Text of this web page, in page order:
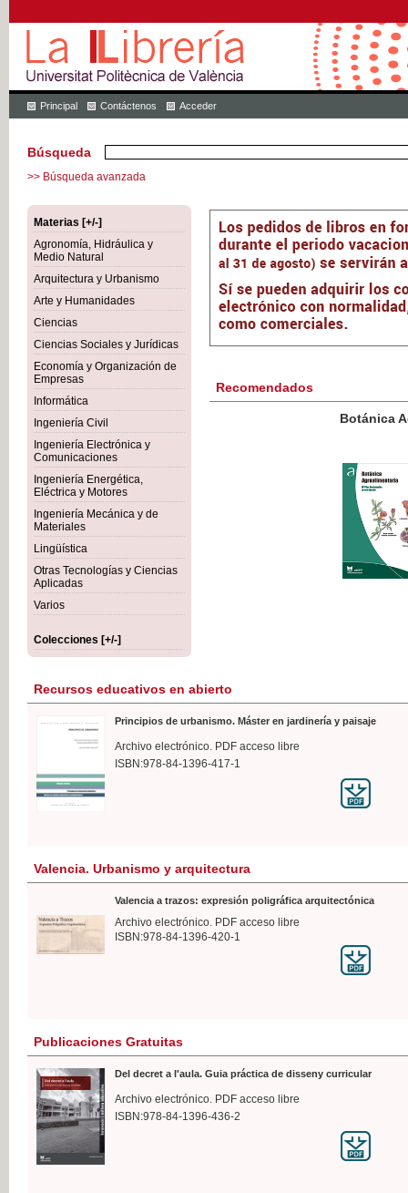
Principal Contáctenos Acceder
Búsqueda
>> Búsqueda avanzada
Materias [+/-]
Agronomía, Hidráulica y
Medio Natural
Arquitectura y Urbanismo
Arte y Humanidades
Ciencias
Ciencias Sociales y Jurídicas
Economía y Organización de
Empresas
Informática
Ingeniería Civil
Ingeniería Electrónica y
Comunicaciones
Ingeniería Energética,
Eléctrica y Motores
Ingeniería Mecánica y de
Materiales
Lingüística
Otras Tecnologías y Ciencias
Aplicadas
Varios
Colecciones [+/-]
Recomendados
Botánica Agroalimentaria
IVA
Recursos educativos en abierto
Principios de urbanismo. Máster en jardinería y paisaje
Archivo electrónico. PDF acceso libre
ISBN:978-84-1396-417-1
Valencia. Urbanismo y arquitectura
Valencia a trazos: expresión poligráfica arquitectónica
Archivo electrónico. PDF acceso libre
ISBN:978-84-1396-420-1
Publicaciones Gratuitas
Del decret a l'aula. Guia práctica de disseny curricular
Archivo electrónico. PDF acceso libre
ISBN:978-84-1396-436-2